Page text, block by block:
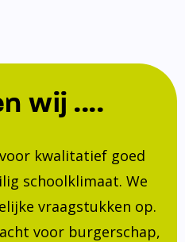
wij ....
kwalitatief goed
schoolklimaat. We
vraagstukken op.
voor burgerschap,